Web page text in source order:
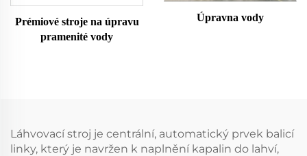
Prémiové stroje na úpravu
pramenité vody
Úpravna vody
Láhvovací stroj je centrální, automatický prvek balicí
linky, který je navržen k naplnění kapalin do lahví,